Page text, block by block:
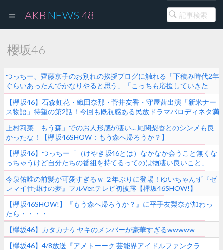
AKB NEWS 48
櫻坂46
つっちー、齊藤京子のお別れの挨拶ブログに触れる「下積み時代2年
ぐらいあったんでかなりやると思う」「こっちも応援していきた
い」【日曜のへそ】
【欅坂46】石森虹花・織田奈那・菅井友香・守屋茜出演「新米ナー
ス物語」待望の第2話！今回も既視感ある民放ドラマパロディネタ満
載【欅坂46 SHOW!】
上村莉菜「もう森」でのお人形感が凄い... 尾関梨香とのシンメも良
かったな！【欅坂46SHOW：もう森へ帰ろうか？】
【欅坂46】つっちー「（けやき坂46とは）なかなか会うこと無くな
っちゃうけど自分たちの番組を持てるってのは物凄い良いこと」
「頑張ってくれると思うんで応援していきたい」【日曜のへそ】
今泉佑唯の前髪が可愛すぎるｗ ２年ぶりに登場！ゆいちゃんず『ゼ
ンマイ仕掛けの夢』フルVer.テレビ初披露【欅坂46SHOW!】
【欅坂46SHOW!】『もう森へ帰ろうか？』に平手友梨奈が加わっ
たら・・・・
【欅坂46】カタカナケヤキのメンバーが豪華すぎるwwwww
【欅坂46】4/8放送『アメトーーク 芸能界アイドルファンクラ